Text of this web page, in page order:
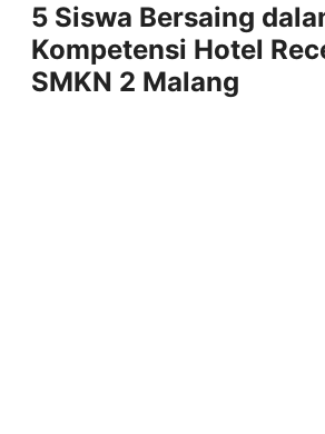
5 Siswa Bersaing
Kompetensi Hotel
SMKN 2 Malang